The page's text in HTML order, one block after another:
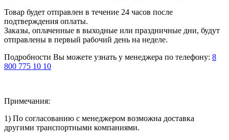
Товар будет отправлен в течение 24 часов после
подтверждения оплаты.
Заказы, оплаченные в выходные или праздничные дни, будут
отправлены в первый рабочий день на неделе.
Подробности Вы можете узнать у менеджера по телефону: 8
800 775 10 10
Примечания:
1) По согласованию с менеджером возможна доставка
другими транспортными компаниями.